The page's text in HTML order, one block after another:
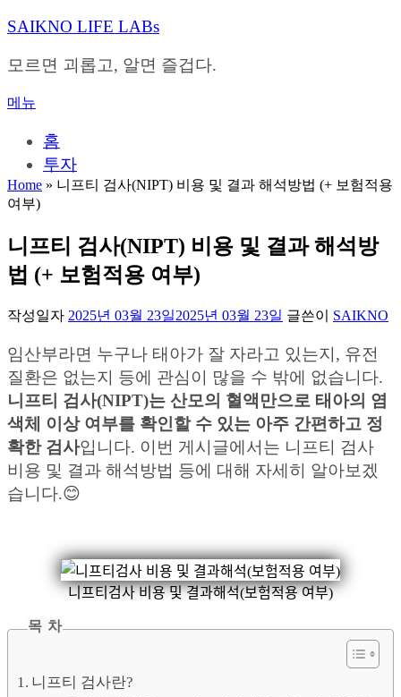
내
으
바
SAIKNO LIFE LABs
모르면 괴롭고, 알면 즐겁다.
메뉴
홈
투자
Home » 니프티 검사(NIPT) 비용 및 결과 해석방법 (+ 보험적용
여부)
니프티 검사(NIPT) 비용 및 결과 해석방
법 (+ 보험적용 여부)
작성일자 2025년 03월 23일2025년 03월 23일 글쓴이 SAIKNO
임산부라면 누구나 태아가 잘 자라고 있는지, 유전
질환은 없는지 등에 관심이 많을 수 밖에 없습니다.
니프티 검사(NIPT)는 산모의 혈액만으로 태아의 염
색체 이상 여부를 확인할 수 있는 아주 간편하고 정
확한 검사입니다. 이번 게시글에서는 니프티 검사
비용 및 결과 해석방법 등에 대해 자세히 알아보겠
습니다.😊
니프티검사 비용 및 결과해석(보험적용 여부)
목 차
니프티 검사란?